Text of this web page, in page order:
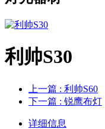
利帅S30
上一篇 : 利帅S60
下一篇 : 锐鹰布灯
详细信息